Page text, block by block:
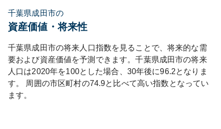
千葉県成田市の
資産価値・将来性
千葉県成田市の将来人口指数を見ることで、将来的な需
要および資産価値を予測できます。千葉県成田市の将来
人口は2020年を100とした場合、30年後に96.2となりま
す。
周囲の市区町村の74.9と比べて高い指数となってい
ます。